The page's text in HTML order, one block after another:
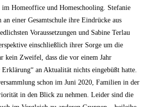
im Homeoffice und Homeschooling. Stefanie
einer Gesamtschule ihre Eindrücke aus
Voraussetzungen und Sabine Terlau
einschließlich ihrer Sorge um die
kein Zweifel, dass die vor einem Jahr
Erklärung“ an Aktualität nichts eingebüßt hatte.
schon im Juni 2020, Familien in der
in den Blick zu nehmen. Leider sind die